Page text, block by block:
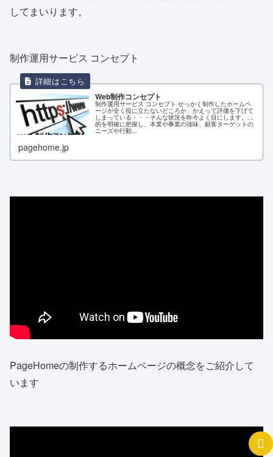
してまいります。
制作運用サービス コンセプト
Web制作コンセプト
制作運用サービス コンセプト せっかく制作したホームペ
ージが全く役に立たないどころか、かえって評価を下げて
しまっている・・・そんな状況を昨今よく目にします。目
的を明確に把握し、本業や事業の強味、顧客ターゲットの
ニーズや行動...
pagehome.jp
PageHomeの制作するホームページの概念をご紹介して
います